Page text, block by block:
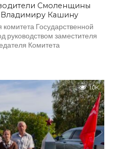
Смоленщины
Владимиру Кашину
комитета Государственной
руководством заместителя
Комитета
1.0K